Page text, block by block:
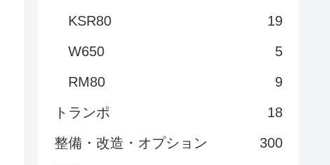
KSR80
19
W650
5
RM80
9
トランポ
18
整備・改造・オプション
300